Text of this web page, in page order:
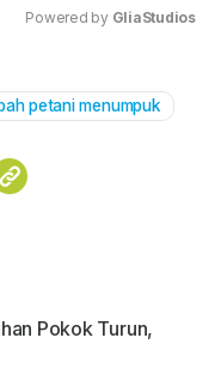
Powered by GliaStudios
petani menumpuk
Pokok Turun,